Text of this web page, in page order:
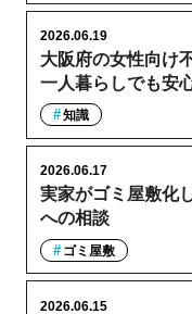
大阪府の女性向け
一人暮らしでも安
2026.06.19
知識
実家がゴミ屋敷化
への相談
2026.06.17
ゴミ屋敷
2026.06.15